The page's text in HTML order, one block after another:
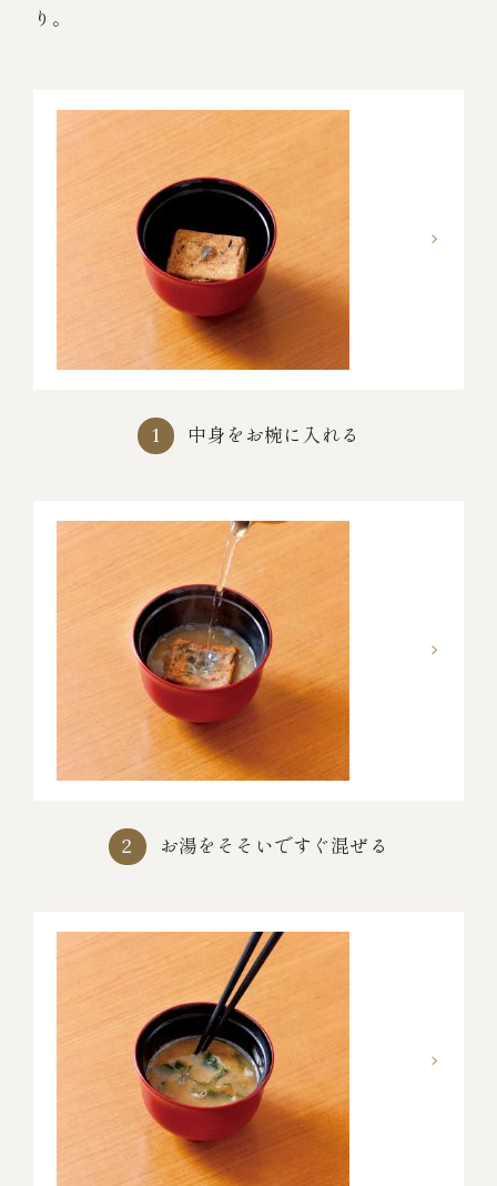
り。
1 中身をお椀に入れる
2 お湯をそそいですぐ混ぜる